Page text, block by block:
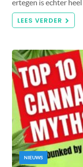
ertegen is echter
LEES VERDER
NIEUWS